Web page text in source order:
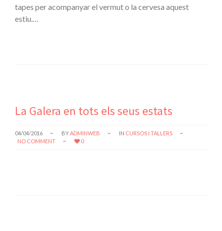
tapes per acompanyar el vermut o la cervesa aquest
estiu.…
La Galera en tots els seus estats
04/04/2016 BYADMINWEB IN CURSOS I TALLERS
NO COMMENT
0